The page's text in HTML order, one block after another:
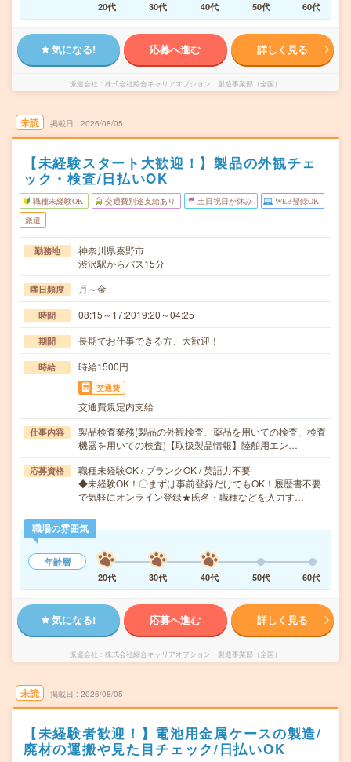
20代
30代 40代 50代 60代
気になる! 応募へ進む 詳しく見る
派遣会社 株式会社綜合キャリアオプション 製造事業部（全国）
未読 掲載日 2026/08/05
【未経験スタート大歓迎！】製品の外観チェ
ック・検査/日払いOK
職種未経験OK 交通費別途支給あり 土日祝日が休み WEB登録OK
派遣
勤務地
神奈川県秦野市
渋沢駅からバス15分
曜日頻度 月～金
時間 08:15～17:2019:20～04:25
期間 長期でお仕事できる方、大歓迎！
時給 時給1500円
交通費
交通費規定内支給
仕事内容
製品検査業務(製品の外観検査、薬品を用いての検査、検査
機器を用いての検査)【取扱製品情報】陸舶用エン…
応募資格
職種未経験OK / ブランクOK / 英語力不要
◆未経験OK！〇まずは事前登録だけでもOK！履歴書不要
で気軽にオンライン登録★氏名・職種などを入力す…
職場の雰囲気
年齢層
20代
30代 40代 50代 60代
気になる! 応募へ進む 詳しく見る
派遣会社 株式会社綜合キャリアオプション 製造事業部（全国）
未読 掲載日 2026/08/05
【未経験者歓迎！】電池用金属ケースの製造/
廃材の運搬や見た目チェック/日払いOK